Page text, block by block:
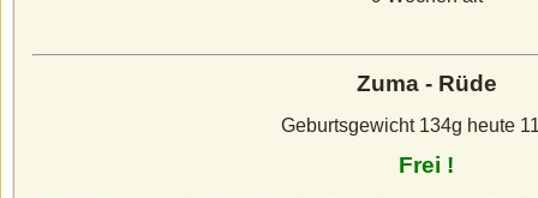
Zuma - Rüde
Geburtsgewicht 134g heute
Frei !